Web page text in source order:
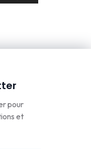
pour
et